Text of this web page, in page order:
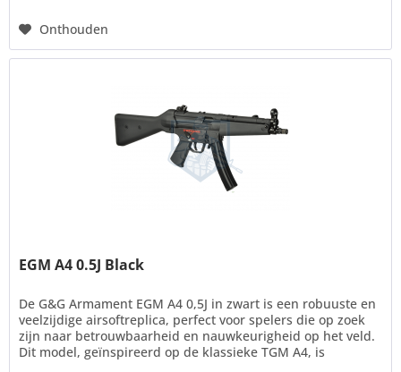
Onthouden
EGM A4 0.5J Black
De G&G Armament EGM A4 0,5J in zwart is een robuuste en
veelzijdige airsoftreplica, perfect voor spelers die op zoek
zijn naar betrouwbaarheid en nauwkeurigheid op het veld.
Dit model, geïnspireerd op de klassieke TGM A4, is